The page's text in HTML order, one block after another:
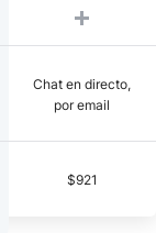
Chat en directo,
por email
$921